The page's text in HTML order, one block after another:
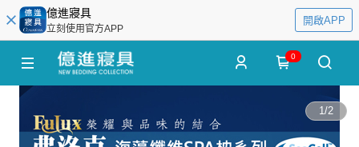
億進寢具
立刻使用官方APP
開啟APP
0
1/2